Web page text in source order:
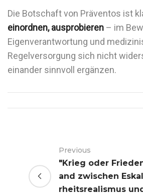
Die Botschaft von Präventos ist
einordnen, ausprobieren – im
Eigenverantwortung und
Regelversorgung sich nicht
einander sinnvoll ergänzen.
Previous
"Krieg oder
and zwischen
rheitsrealismus